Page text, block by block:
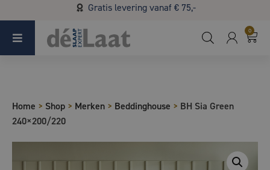
Gratis levering vanaf € 75,-
Koopzondag 29 maart in Bladel van 13.00 - 17.00
0
Home > Shop > Merken > Beddinghouse > BH Sia Green
240×200/220